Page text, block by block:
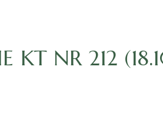
KT NR 212